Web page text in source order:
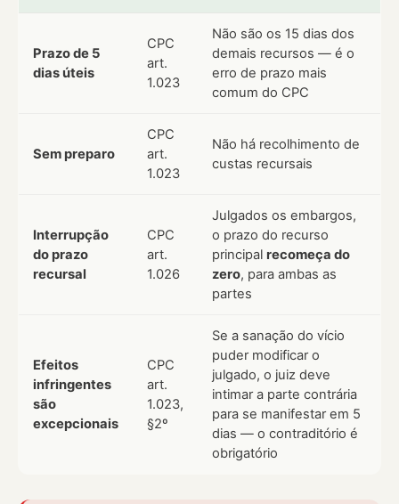
Prazo de 5
dias úteis
CPC
art.
1.023
Não são os 15 dias dos
demais recursos — é o
erro de prazo mais
comum do CPC
Sem preparo
CPC
art.
1.023
Não há recolhimento de
custas recursais
Interrupção
do prazo
recursal
CPC
art.
1.026
Julgados os embargos,
o prazo do recurso
principal recomeça do
zero, para ambas as
partes
Efeitos
infringentes
são
excepcionais
CPC
art.
1.023,
§2º
Se a sanação do vício
puder modificar o
julgado, o juiz deve
intimar a parte contrária
para se manifestar em 5
dias — o contraditório é
obrigatório